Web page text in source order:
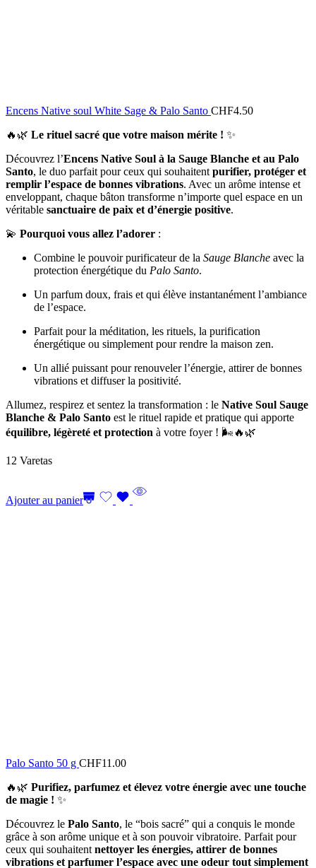
Encens Native soul White Sage & Palo Santo CHF4.50
🔥🌿 Le rituel sacré que votre maison mérite ! ✨
Découvrez l’Encens Native Soul à la Sauge Blanche et au Palo
Santo, le duo parfait pour ceux qui souhaitent purifier, protéger et
remplir l’espace de bonnes vibrations. Avec un arôme intense et
enveloppant, chaque bâton transforme n’importe quel espace en un
véritable sanctuaire de paix et d’énergie positive.
💫 Pourquoi vous allez l’adorer :
Combine le pouvoir purificateur de la Sauge Blanche avec la
protection énergétique du Palo Santo.
Un parfum doux, frais et qui élève instantanément l’ambiance
de l’espace.
Parfait pour la méditation, les rituels, la purification
énergétique ou simplement pour rendre la maison zen.
Un allié puissant pour renouveler l’énergie, attirer de bonnes
vibrations et diffuser la positivité.
Allumez, respirez et sentez la transformation : le Native Soul Sauge
Blanche & Palo Santo est le rituel rapide et pratique qui apporte
équilibre, légèreté et protection à votre foyer ! 🌬️🔥🌿
12 Varetas
Ajouter au panier
Palo Santo 50 g CHF11.00
🔥🌿 Purifiez, parfumez et élevez votre énergie avec une touche
de magie ! ✨
Découvrez le Palo Santo, le “bois sacré” qui a conquis le monde
grâce à son arôme unique et à son pouvoir vibratoire. Parfait pour
ceux qui souhaitent nettoyer les énergies, attirer de bonnes
vibrations et parfumer l’espace avec une odeur tout simplement